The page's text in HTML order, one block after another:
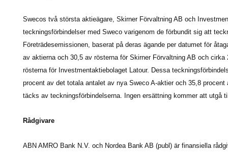
Swecos två största aktieägare, Skirner Förvaltning AB och
teckningsförbindelser med Sweco varigenom de förbundit sig att
Företrädesemissionen, baserat på deras ägande per datumet för
av aktierna och 30,5 av rösterna för Skirner Förvaltning AB och
rösterna för Investmentaktiebolaget Latour. Dessa
procent av det totala antalet av nya Sweco A-aktier och 35,8
täcks av teckningsförbindelserna. Ingen ersättning kommer att utgå
Rådgivare
ABN AMRO Bank N.V. och Nordea Bank AB (publ) är finansiella